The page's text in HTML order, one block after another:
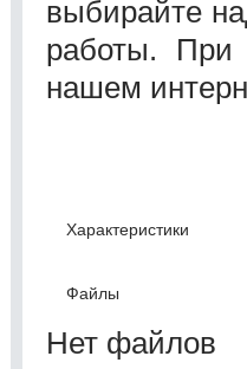
выбирайте
работы. При
нашем
Характеристики
Файлы
Нет файлов